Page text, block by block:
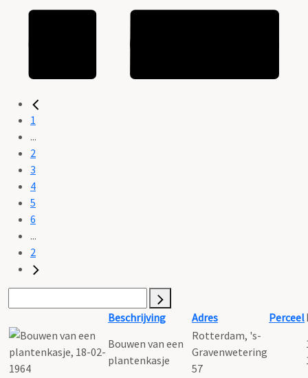
1
...
2
3
4
5
6
...
2
Beschrijving Adres Perceel
Bouwen van een
plantenkasje
Rotterdam, 's-
Gravenwetering
57